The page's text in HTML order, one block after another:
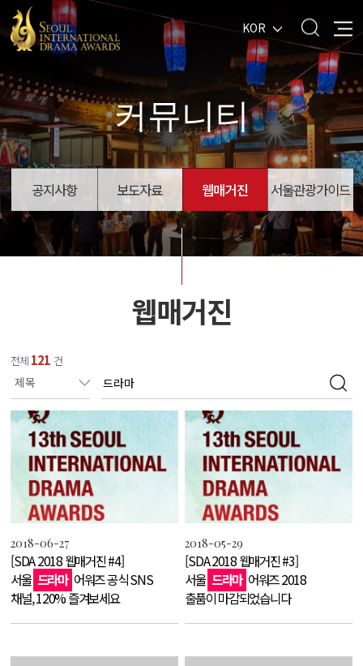
KOR
커뮤니티
공지사항 보도자료 웹매거진 서울관광가이드
웹매거진
전체 121 건
2018-06-27
[SDA 2018 웹매거진 #4]
서울 드라마 어워즈 공식 SNS
채널, 120% 즐겨보세요
2018-05-29
[SDA 2018 웹매거진 #3]
서울 드라마 어워즈 2018
출품이 마감되었습니다